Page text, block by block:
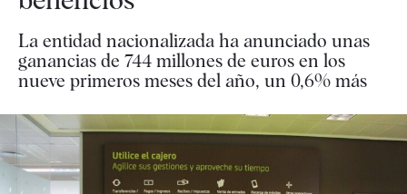
La entidad nacionalizada ha anunciado unas
ganancias de 744 millones de euros en los
nueve primeros meses del año, un 0,6% más